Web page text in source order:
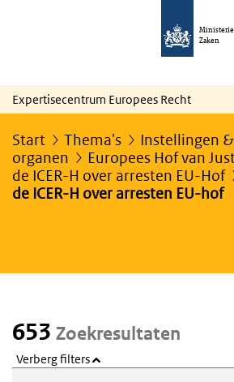
Zaken
Expertisecentrum Europees Recht
Start Thema's
Instellingen
organen
Europees Hof van
de ICER-H over arresten EU-Hof
de ICER-H over arresten EU-hof
653 Zoekresultaten
Verberg filters